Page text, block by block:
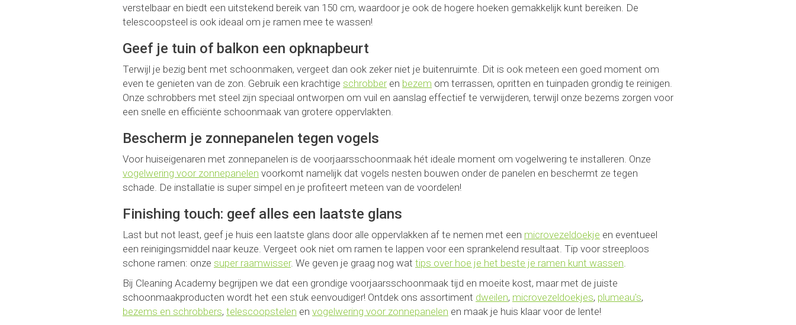
verstelbaar en biedt een uitstekend bereik van 150 cm, waardoor je ook de hogere hoeken gemakkelijk kunt bereiken. De
telescoopsteel is ook ideaal om je ramen mee te wassen!
Geef je tuin of balkon een opknapbeurt
Terwijl je bezig bent met schoonmaken, vergeet dan ook zeker niet je buitenruimte. Dit is ook meteen een goed moment om
even te genieten van de zon. Gebruik een krachtige schrobberen bezem om terrassen, opritten en tuinpaden grondig te reinigen.
Onze schrobbers met steel zijn speciaal ontworpen om vuil en aanslag effectief te verwijderen, terwijl onze bezems zorgen voor
een snelle en efficiënte schoonmaak van grotere oppervlakten.
Bescherm je zonnepanelen tegen vogels
Voor huiseigenaren met zonnepanelen is de voorjaarsschoonmaak hét ideale moment om vogelwering te installeren. Onze
vogelwering voor zonnepanelen voorkomt namelijk dat vogels nesten bouwen onder de panelen en beschermt ze tegen
schade. De installatie is super simpel en je profiteert meteen van de voordelen!
Finishing touch: geef alles een laatste glans
Last but not least, geef je huis een laatste glans door alle oppervlakken af te nemen met een microvezeldoekje en eventueel
een reinigingsmiddel naar keuze. Vergeet ook niet om ramen te lappen voor een sprankelend resultaat. Tip voor streeploos
schone ramen: onze super raamwisser. We geven je graag nog wat tips over hoe je het beste je ramen kunt wassen.
Bij Cleaning Academy begrijpen we dat een grondige voorjaarsschoonmaak tijd en moeite kost, maar met de juiste
schoonmaakproducten wordt het een stuk eenvoudiger! Ontdek ons assortiment dweilen, microvezeldoekjes, plumeau's,
bezems en schrobbers, telescoopstelen en vogelwering voor zonnepanelen en maak je huis klaar voor de lente!